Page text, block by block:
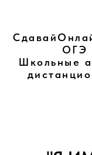
ОГЭ
Школьные